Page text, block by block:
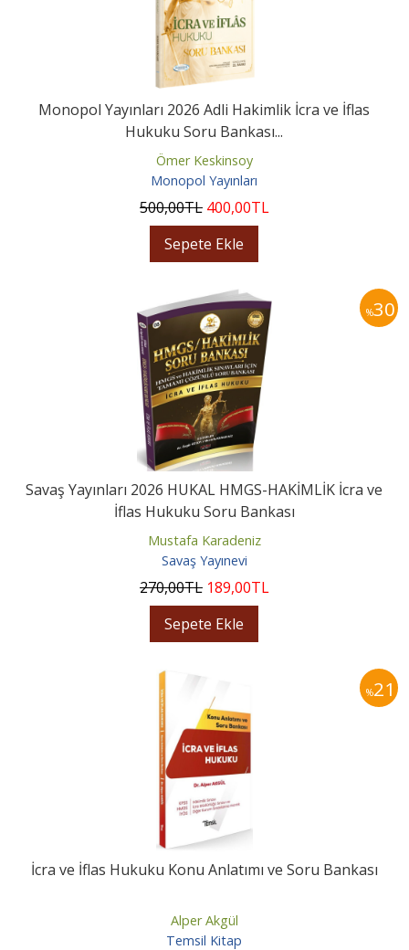
Monopol Yayınları 2026 Adli Hakimlik İcra ve İflas
Hukuku Soru Bankası...
Ömer Keskinsoy
Monopol Yayınları
500,00TL 400,00TL
Sepete Ekle
%30
Savaş Yayınları 2026 HUKAL HMGS-HAKİMLİK İcra ve
İflas Hukuku Soru Bankası
Mustafa Karadeniz
Savaş Yayınevi
270,00TL 189,00TL
Sepete Ekle
%21
İcra ve İflas Hukuku Konu Anlatımı ve Soru Bankası
Alper Akgül
Temsil Kitap